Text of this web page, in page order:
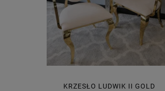
KRZESŁO LUDWIK II GOLD